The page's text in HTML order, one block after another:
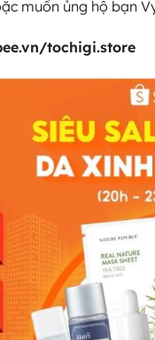
muốn ủng hộ bạn
tochigi.store